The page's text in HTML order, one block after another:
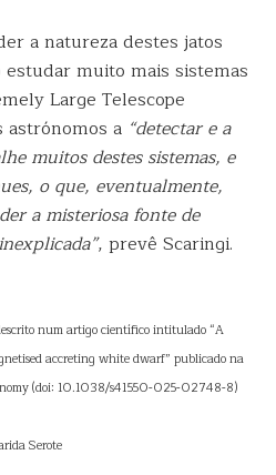
a natureza destes jatos
muito mais sistemas
Large Telescope
astrónomos a “detectar e a
muitos destes sistemas, e
o que, eventualmente,
a misteriosa fonte de
, prevê Scaringi.
num artigo científico intitulado “A
accreting white dwarf” publicado na
(doi: 10.1038/s41550-025-02748-8)
Serote